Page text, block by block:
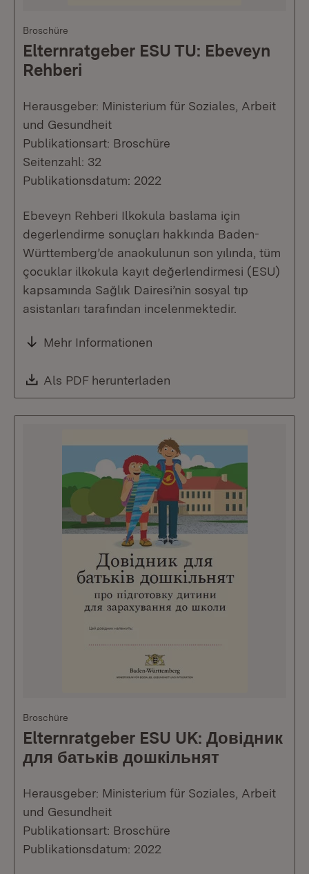
Broschüre
Elternratgeber ESU TU: Ebeveyn
Rehberi
Herausgeber: Ministerium für Soziales, Arbeit
und Gesundheit
Publikationsart: Broschüre
Seitenzahl: 32
Publikationsdatum: 2022
Ebeveyn Rehberi Ilkokula baslama için
degerlendirme sonuçları hakkında Baden-
Württemberg’de anaokulunun son yılında, tüm
çocuklar ilkokula kayıt değerlendirmesi (ESU)
kapsamında Sağlık Dairesi’nin sosyal tıp
asistanları tarafından incelenmektedir.
Mehr Informationen
Download:
Als PDF herunterladen
Broschüre
Elternratgeber ESU UK: Довідник
для батьків дошкільнят
Herausgeber: Ministerium für Soziales, Arbeit
und Gesundheit
Publikationsart: Broschüre
Publikationsdatum: 2022